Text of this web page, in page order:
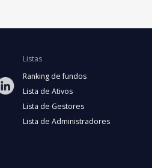
Listas
Ranking de fundos
Lista de Ativos
Lista de Gestores
Lista de Administradores